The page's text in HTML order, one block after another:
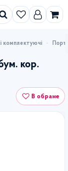
Знайти
комплектуючі
кор.
В обране